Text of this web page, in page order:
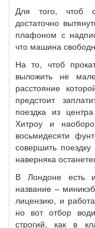
Для того, чтоб
достаточно
плафоном с
что машина
На то, чтоб
выложить не
расстояние
предстоит
поездка из
Хитроу и
восьмидесяти
совершить
наверняка
В Лондоне есть
название –
лицензию, и
но вот отбор
строгий, как в